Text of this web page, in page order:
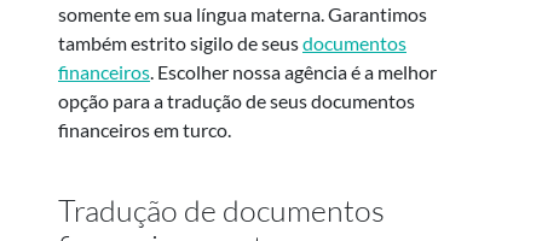
somente em sua língua materna. Garantimos
também estrito sigilo de seusdocumentos
financeiros. Escolher nossa agência é a melhor
opção para a tradução de seus documentos
financeiros em turco.
Tradução de documentos